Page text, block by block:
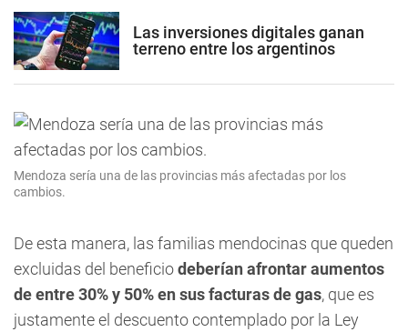
Las inversiones digitales ganan
terreno entre los argentinos
Mendoza sería una de las provincias más afectadas por los
cambios.
De esta manera, las familias mendocinas que queden
excluidas del beneficiodeberían afrontar aumentos
de entre 30% y 50%en sus facturas de gas, que es
justamente el descuento contemplado por la Ley